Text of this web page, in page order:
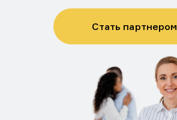
Стать партнером